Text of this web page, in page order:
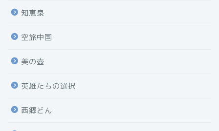
知恵泉
空旅中国
美の壺
英雄たちの選択
西郷どん